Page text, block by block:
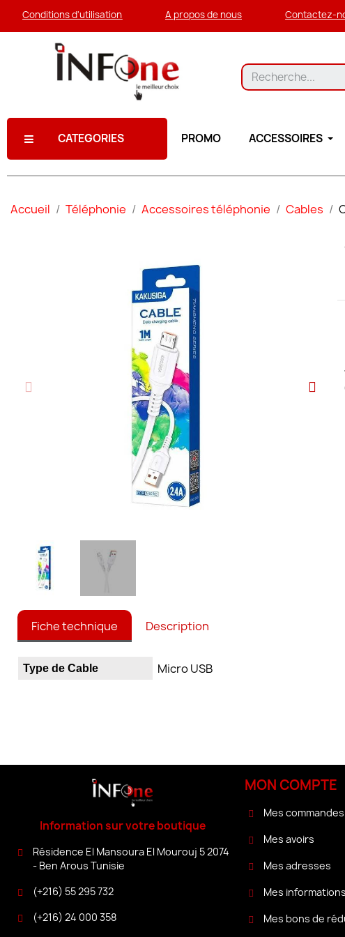
Conditions d'utilisation A propos de nous Contactez-
CATEGORIES PROMO ACCESSOIRES
Accueil Téléphonie Accessoires téléphonie Cables
Fiche technique Description
Type de Cable Micro USB
Information sur votre boutique
Résidence El Mansoura El Mourouj 5 2074
- Ben Arous Tunisie
(+216) 55 295 732
(+216) 24 000 358
MON COMPTE
Mes commandes
Mes avoirs
Mes adresses
Mes
Mes bons de